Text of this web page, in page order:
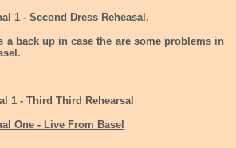
1 - Second Dress Reheasal.
a back up in case the are some problems in
1 - Third Third Rehearsal
One - Live From Basel